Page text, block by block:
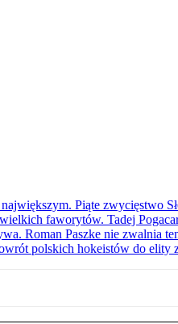
Piąte zwycięstwo
faworytów. Tadej
Roman Paszke nie zwalnia
polskich hokeistów do elity